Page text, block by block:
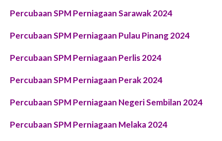
Percubaan SPM Perniagaan Sarawak 2024
Percubaan SPM Perniagaan Pulau Pinang 2024
Percubaan SPM Perniagaan Perlis 2024
Percubaan SPM Perniagaan Perak 2024
Percubaan SPM Perniagaan Negeri Sembilan 2024
Percubaan SPM Perniagaan Melaka 2024